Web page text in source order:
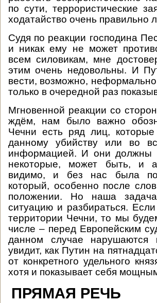
по сути, террористические
ходатайство очень правильно
Судя по реакции господина
и никак ему не может
всем силовикам, мне
этим очень недовольны. И
вести, возможно, неформально
только в очередной раз
Мгновенной реакции со
ждём, нам было важно
Чечни есть ряд лиц,
данному убийству или во
информацией. И они должны
некоторые, может быть, и
видимо, и без нас была
который, особенно после
положении. Но наша
ситуацию и разбираться.
территории Чечни, то мы
числе – перед Европейским
данном случае
увидит, как Путин на
от конкретного удельного
хотя и показывает себя
ПРЯМАЯ РЕЧЬ